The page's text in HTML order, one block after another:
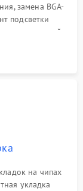
замена BGA-
подсветки
на скоростной
на чипах
укладка